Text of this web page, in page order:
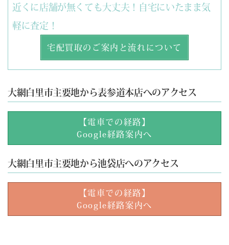
近くに店舗が無くても大丈夫！自宅にいたまま気
軽に査定！
宅配買取のご案内と流れについて
大網白里市主要地から表参道本店へのアクセス
【電車での経路】
Google経路案内へ
大網白里市主要地から池袋店へのアクセス
【電車での経路】
Google経路案内へ